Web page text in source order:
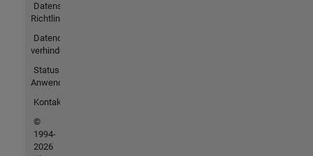
Datenschutz-
Richtlinien
Datendiebstahl
verhindern
Status von
Anwendungen
Kontakt
©
1994-
2026